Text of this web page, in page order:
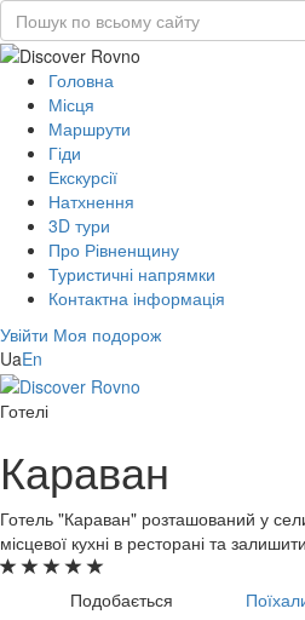
Головна
Місця
Маршрути
Гіди
Екскурсії
Натхнення
3D тури
Про Рівненщину
Туристичні напрямки
Контактна інформація
Увійти Моя подорож
UaEn
Готелі
Караван
Готель "Караван" розташований у
місцевої кухні в ресторані та
Подобається